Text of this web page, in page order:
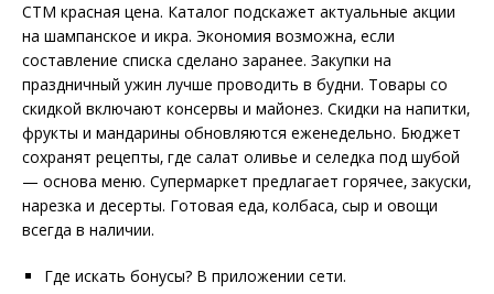
СТМ красная цена. Каталог подскажет актуальные акции
на шампанское и икра. Экономия возможна‚ если
составление списка сделано заранее. Закупки на
праздничный ужин лучше проводить в будни. Товары со
скидкой включают консервы и майонез. Скидки на напитки‚
фрукты и мандарины обновляются еженедельно. Бюджет
сохранят рецепты‚ где салат оливье и селедка под шубой
— основа меню. Супермаркет предлагает горячее‚ закуски‚
нарезка и десерты. Готовая еда‚ колбаса‚ сыр и овощи
всегда в наличии.
Где искать бонусы? В приложении сети.